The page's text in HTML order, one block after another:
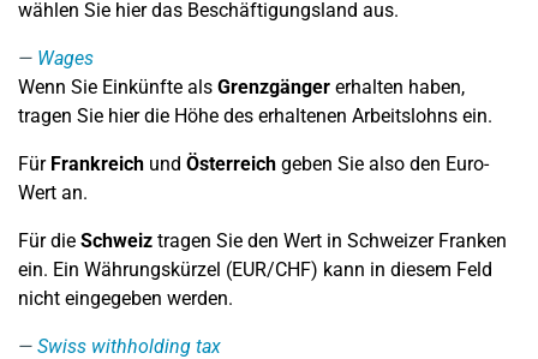
wählen Sie hier das Beschäftigungsland aus.
Wages
Wenn Sie Einkünfte als Grenzgänger erhalten haben,
tragen Sie hier die Höhe des erhaltenen Arbeitslohns ein.
Für Frankreich und Österreich geben Sie also den Euro-
Wert an.
Für die Schweiz tragen Sie den Wert in Schweizer Franken
ein. Ein Währungskürzel (EUR/CHF) kann in diesem Feld
nicht eingegeben werden.
Swiss withholding tax